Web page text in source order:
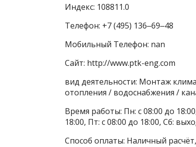
Индекс: 108811.0
Телефон: +7 (495) 136‒69‒48
Мобильный Телефон: nan
Сайт: http://www.ptk-eng.com
вид деятельности: Монтаж
отопления / водоснабжения /
Время работы: Пн: с 08:00 до
18:00, Пт: с 08:00 до 18:00, Сб:
Способ оплаты: Наличный